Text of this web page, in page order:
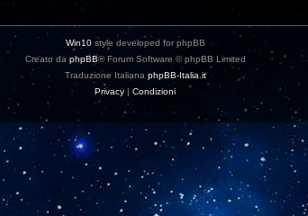
Win10style developed for phpBB
Creato da phpBB® Forum Software © phpBB Limited
Traduzione Italiana phpBB-Italia.it
Privacy | Condizioni